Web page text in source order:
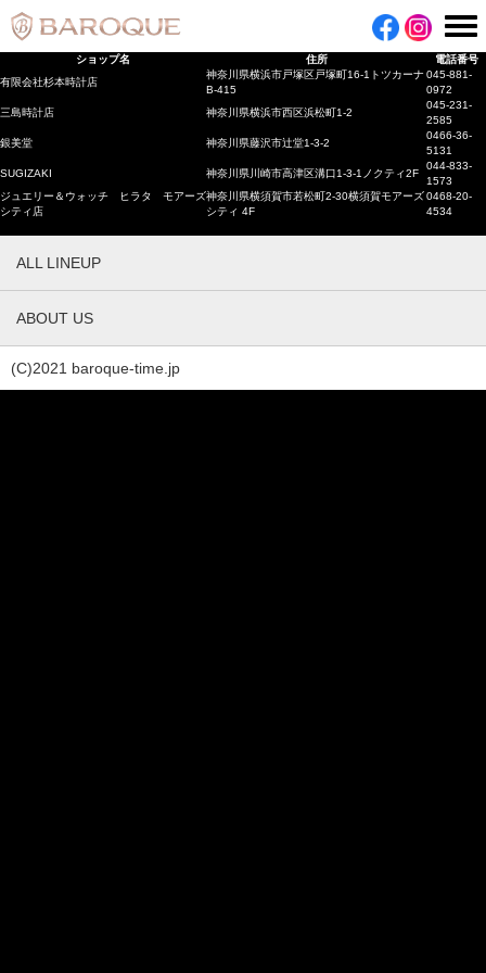
ショップ名 住所
電話番号
有限会社杉本時計店
神奈川県横浜市戸塚区戸塚町16-1トツカーナ
B-415
045-881-
0972
三島時計店
神奈川県横浜市西区浜松町1-2
045-231-
2585
銀美堂
神奈川県藤沢市辻堂1-3-2
0466-36-
5131
SUGIZAKI
神奈川県川崎市高津区溝口1-3-1ノクティ2F
044-833-
1573
ジュエリー＆ウォッチ ヒラタ モアーズ
シティ店
神奈川県横須賀市若松町2-30横須賀モアーズ
シティ 4F
0468-20-
4534
ALL LINEUP
ABOUT US
(C)2021 baroque-time.jp